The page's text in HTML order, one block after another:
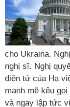
cho Ukraina.
nghị sĩ. Nghị
điện tử của Hạ
mạnh mẽ kêu
và ngay lập tức